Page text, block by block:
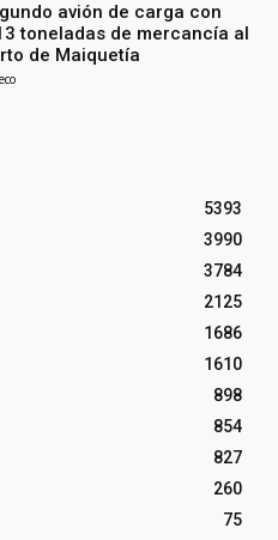
avión de carga con
toneladas de mercancía al
de Maiquetía
5393
3990
3784
2125
1686
1610
898
854
827
260
75